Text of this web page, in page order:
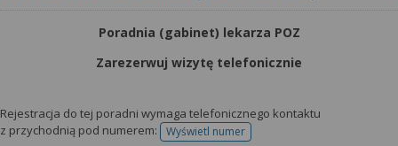
Poradnia (gabinet) lekarza POZ
Zarezerwuj wizytę telefonicznie
Rejestracja do tej poradni wymaga telefonicznego kontaktu
z przychodnią pod numerem:
Wyświetl numertelefonu do rejestracji